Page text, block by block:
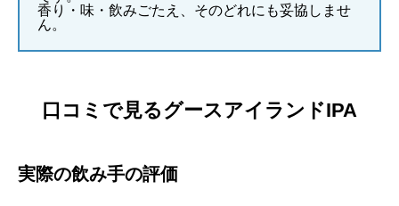
香り・味・飲みごたえ、そのどれにも妥協しませ
ん。
口コミで見るグースアイランドIPA
実際の飲み手の評価